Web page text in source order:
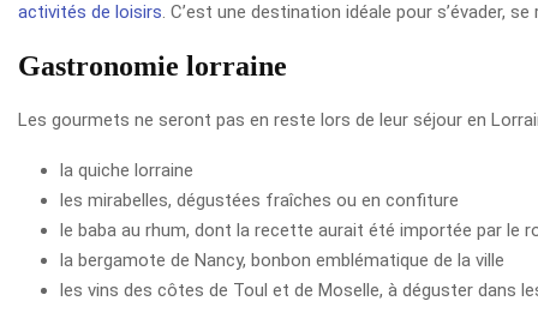
activités de loisirs. C’est une destination idéale pour s’évader,
Gastronomie lorraine
Les gourmets ne seront pas en reste lors de leur séjour en
la quiche lorraine
les mirabelles, dégustées fraîches ou en confiture
le baba au rhum, dont la recette aurait été importée par le
la bergamote de Nancy, bonbon emblématique de la ville
les vins des côtes de Toul et de Moselle, à déguster dans